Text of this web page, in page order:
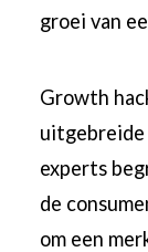
groei van
Growth
uitgebreide
experts
de
om een